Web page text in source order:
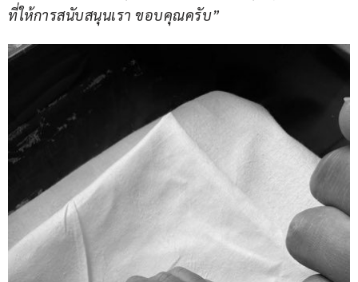
ที่ให้การสนับสนุนเรา ขอบคุณครับ”